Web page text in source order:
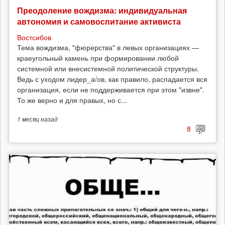
Преодоление вождизма: индивидуальная
автономия и самовоспитание активиста
Востсибов
Тема вождизма, "фюрерства" в левых организациях —
краеугольный камень при формировании любой
системной или внесистемной политической структуры.
Ведь с уходом лидер_а/ов, как правило, распадается вся
организация, если не поддерживается при этом "извне".
То же верно и для правых, но с...
1 месяцназад
8